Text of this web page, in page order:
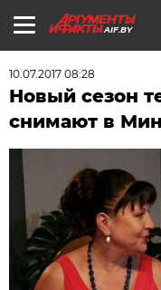
AIF.BY
10.07.2017 08:28
Новый сезон
снимают в